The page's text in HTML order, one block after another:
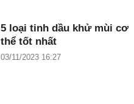
5 loại tinh dầu khử mùi cơ
thể tốt nhất
03/11/2023 16:27